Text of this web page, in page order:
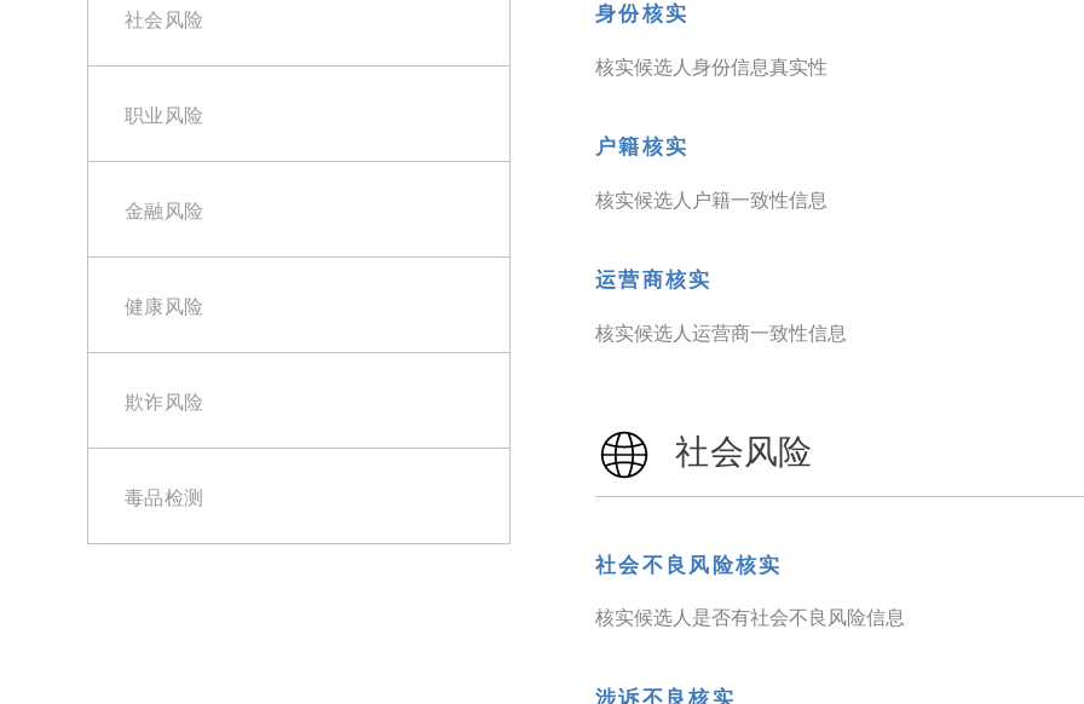
社会风险
职业风险
金融风险
健康风险
欺诈风险
毒品检测
身份核实
核实候选人身份信息真实性
户籍核实
核实候选人户籍一致性信息
运营商核实
核实候选人运营商一致性信息
社会风险
社会不良风险核实
核实候选人是否有社会不良风险信息
涉诉不良核实